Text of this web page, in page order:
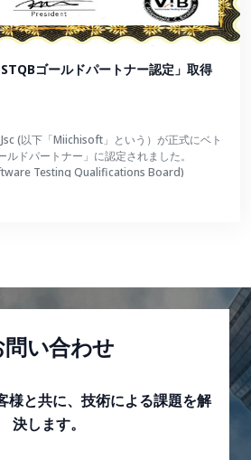
ゴールドパートナー認定」取得
(以下「Miichisoft」という）が正式にベト
ドパートナー」に認定されました。
Testing Qualifications Board)
問い合わせ
様と共に、技術による課題を解
決します。